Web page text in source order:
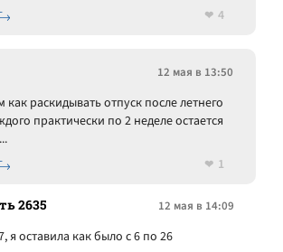
4
12 мая в 13:50
раскидывать отпуск после летнего
практически по 2 неделе остается
1
2635 12 мая в 14:09
я оставила как было с 6 по 26